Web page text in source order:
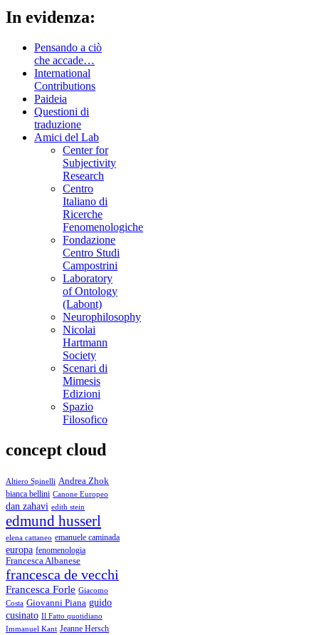
In evidenza:
Pensando a ciò
che accade…
International
Contributions
Paideia
Questioni di
traduzione
Amici del Lab
Center for
Subjectivity
Research
Centro
Italiano di
Ricerche
Fenomenologiche
Fondazione
Centro Studi
Campostrini
Laboratory
of Ontology
(Labont)
Neurophilosophy
Nicolai
Hartmann
Society
Scenari di
Mimesis
Edizioni
Spazio
Filosofico
concept cloud
Altiero Spinelli Andrea Zhok
bianca bellini Canone Europeo
dan zahavi edith stein
edmund husserl
elena cattaneo emanuele caminada
europa fenomenologia
Francesca Albanese
francesca de vecchi
Francesca Forle Giacomo
Costa Giovanni Piana guido
cusinato Il Fatto quotidiano
Immanuel Kant Jeanne Hersch